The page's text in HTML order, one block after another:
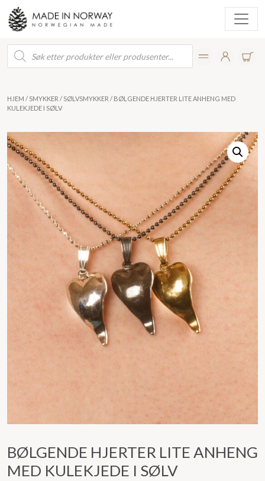
Products
search
HJEM / SMYKKER / SØLVSMYKKER / BØLGENDE HJERTER LITE ANHENG MED
KULEKJEDE I SØLV
BØLGENDE HJERTER LITE ANHENG
MED KULEKJEDE I SØLV